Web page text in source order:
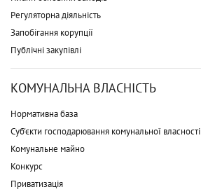
Регуляторна діяльність
Запобігання корупції
Публічні закупівлі
КОМУНАЛЬНА ВЛАСНІСТЬ
Нормативна база
Суб'єкти господарювання комунальної власності
Комунальне майно
Конкурс
Приватизація